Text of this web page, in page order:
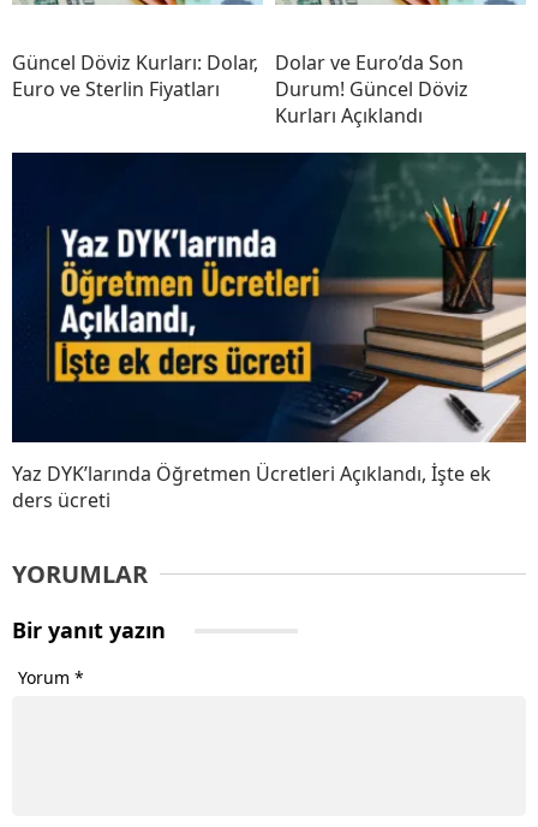
Güncel Döviz Kurları: Dolar,
Euro ve Sterlin Fiyatları
Dolar ve Euro’da Son
Durum! Güncel Döviz
Kurları Açıklandı
Yaz DYK’larında Öğretmen Ücretleri Açıklandı, İşte ek
ders ücreti
YORUMLAR
Bir yanıt yazın
Yorum *